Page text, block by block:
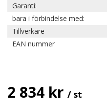
Garanti:
bara i förbindelse med:
Tillverkare
EAN nummer
2 834 kr / st